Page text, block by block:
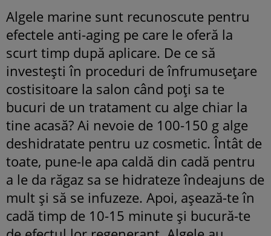
Algele marine sunt recunoscute pentru
efectele anti-aging pe care le oferă la
scurt timp după aplicare. De ce să
investești în proceduri de înfrumusețare
costisitoare la salon când poți sa te
bucuri de un tratament cu alge chiar la
tine acasă? Ai nevoie de 100-150 g alge
deshidratate pentru uz cosmetic. Întât de
toate, pune-le apa caldă din cadă pentru
a le da răgaz sa se hidrateze îndeajuns de
mult și să se infuzeze. Apoi, așează-te în
cadă timp de 10-15 minute și bucură-te